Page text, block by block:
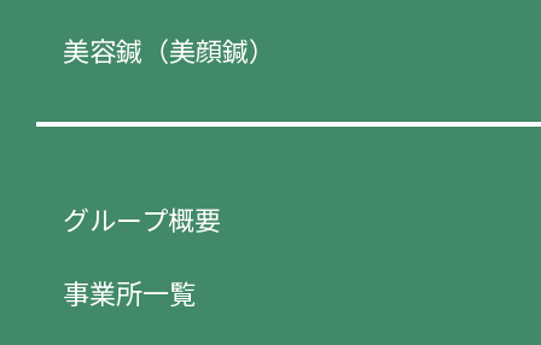
美容鍼（美顔鍼）
グループ概要
事業所一覧